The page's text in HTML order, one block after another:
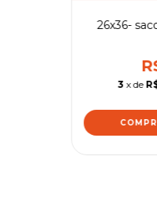
26x36-
3 x de